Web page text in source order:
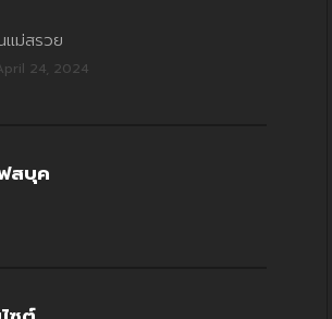
แม่สรวย
24, 2024
สบุค